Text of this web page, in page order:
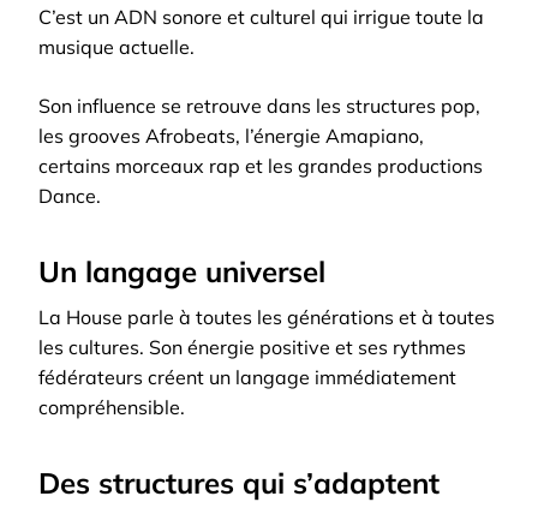
C’est un ADN sonore et culturel qui irrigue toute la
musique actuelle.
Son influence se retrouve dans les structures pop,
les grooves Afrobeats, l’énergie Amapiano,
certains morceaux rap et les grandes productions
Dance.
Un langage universel
La House parle à toutes les générations et à toutes
les cultures. Son énergie positive et ses rythmes
fédérateurs créent un langage immédiatement
compréhensible.
Des structures qui s’adaptent